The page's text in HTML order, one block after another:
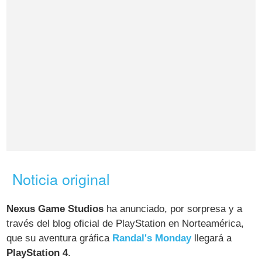
Noticia original
Nexus Game Studios ha anunciado, por sorpresa y a
través del blog oficial de PlayStation en Norteamérica,
que su aventura gráfica Randal's Mondayllegará a
PlayStation 4.